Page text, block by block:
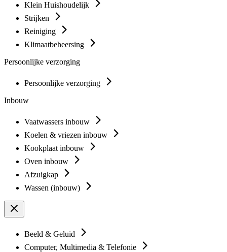
Klein Huishoudelijk
Strijken
Reiniging
Klimaatbeheersing
Persoonlijke verzorging
Persoonlijke verzorging
Inbouw
Vaatwassers inbouw
Koelen & vriezen inbouw
Kookplaat inbouw
Oven inbouw
Afzuigkap
Wassen (inbouw)
Beeld & Geluid
Computer, Multimedia & Telefonie